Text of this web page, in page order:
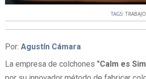
TAGS: TRABAJO
Por: Agustín Cámara
La empresa de colchones "Calm es